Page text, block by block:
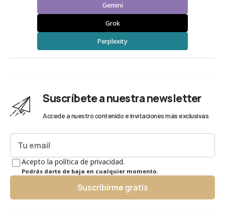
Gemini
Grok
Perplexity
Suscríbete a nuestra newsletter
Accede a nuestro contenido e invitaciones más exclusivas.
Acepto la política de privacidad.
Podrás darte de baja en cualquier momento.
Suscribirme gratis